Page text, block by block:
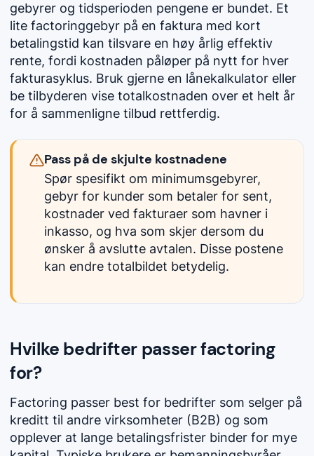
gebyrer og tidsperioden pengene er bundet. Et
lite factoringgebyr på en faktura med kort
betalingstid kan tilsvare en høy årlig effektiv
rente, fordi kostnaden påløper på nytt for hver
fakturasyklus. Bruk gjerne en lånekalkulator eller
be tilbyderen vise totalkostnaden over et helt år
for å sammenligne tilbud rettferdig.
Pass på de skjulte kostnadene
Spør spesifikt om minimumsgebyrer,
gebyr for kunder som betaler for sent,
kostnader ved fakturaer som havner i
inkasso, og hva som skjer dersom du
ønsker å avslutte avtalen. Disse postene
kan endre totalbildet betydelig.
Hvilke bedrifter passer factoring
for?
Factoring passer best for bedrifter som selger på
kreditt til andre virksomheter (B2B) og som
opplever at lange betalingsfrister binder for mye